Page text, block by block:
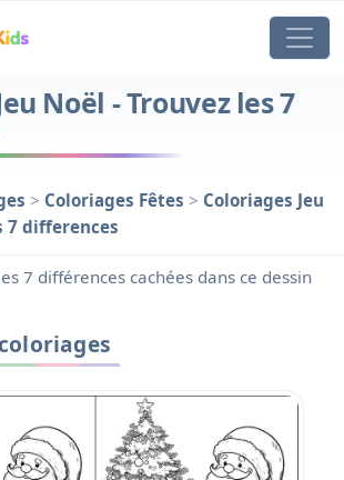
Noël - Trouvez les 7
> Coloriages Fêtes > Coloriages Jeu
7 differences
7 différences cachées dans ce dessin